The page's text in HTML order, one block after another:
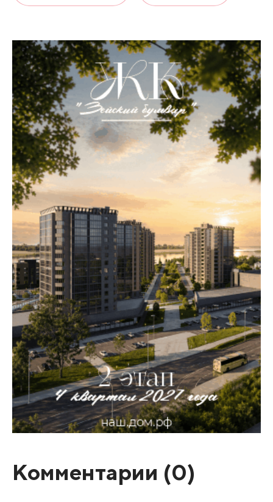
Комментарии (0)